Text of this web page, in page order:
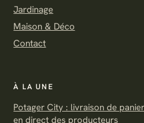
Jardinage
Maison & Déco
Contact
À LA UNE
Potager City : livraison de
en direct des producteurs